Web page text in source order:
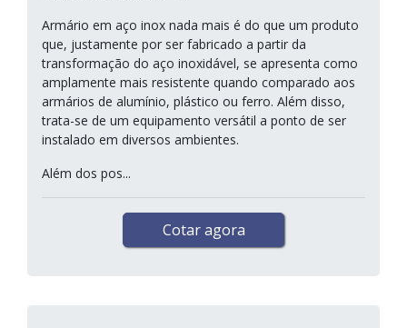
Armário em aço inox nada mais é do que um produto
que, justamente por ser fabricado a partir da
transformação do aço inoxidável, se apresenta como
amplamente mais resistente quando comparado aos
armários de alumínio, plástico ou ferro. Além disso,
trata-se de um equipamento versátil a ponto de ser
instalado em diversos ambientes.
Além dos pos...
Cotar agora